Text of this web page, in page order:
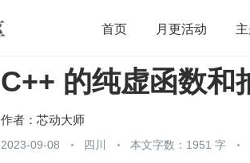
首页 月更活动
开源 架构 OpenHarmony
团队管理
C++ 的纯虚函数和
作者： 芯动大师
2023-09-08 四川 本文字数：1951 字